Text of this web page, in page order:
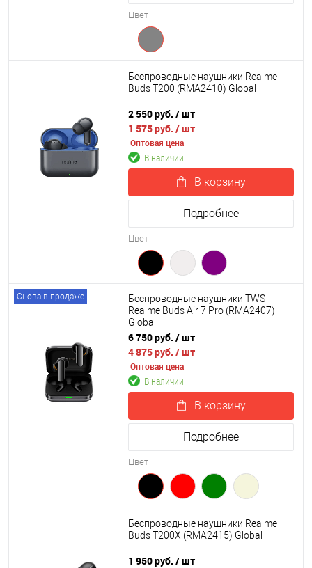
Цвет
Беспроводные наушники Realme
Buds T200 (RMA2410) Global
2 550 руб. / шт
1 575 руб. / шт
Оптовая цена
В наличии
В корзину
Подробнее
Цвет
Снова в продаже
Беспроводные наушники TWS
Realme Buds Air 7 Pro (RMA2407)
Global
6 750 руб. / шт
4 875 руб. / шт
Оптовая цена
В наличии
В корзину
Подробнее
Цвет
Беспроводные наушники Realme
Buds T200X (RMA2415) Global
1 950 руб. / шт